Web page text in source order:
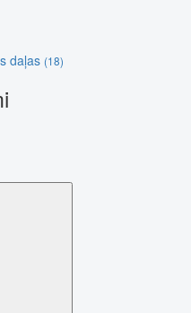
daļas (18)